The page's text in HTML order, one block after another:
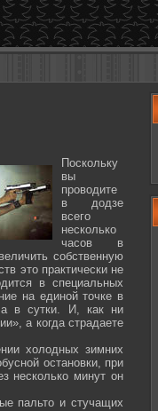
Поскольку
вы
проводите
в додзе
всего
несколько
часов в
собственную
это практически не
в специальных
на единой точке в
в сутки. И, как ни
а когда страдаете
холодных зимних
остановки, при
несколько минут он
пальто и стучащих